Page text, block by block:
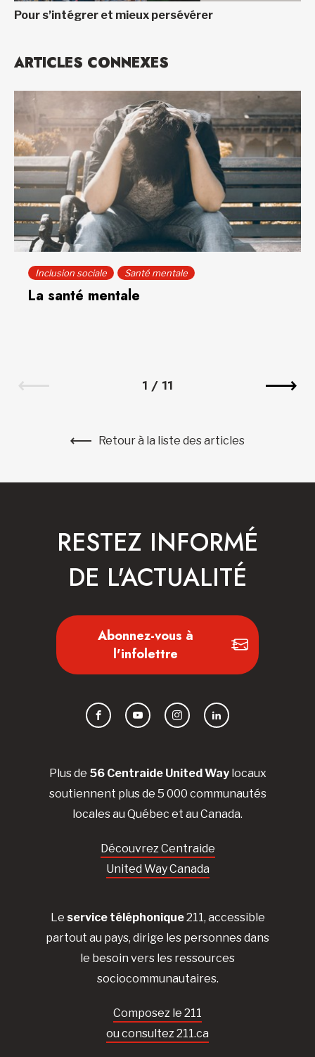
Pour s’intégrer et mieux persévérer
ARTICLES CONNEXES
Inclusion sociale Santé mentale
La santé mentale
1 / 11
Retour à la liste des articles
Plus de 56 Centraide United Waylocaux
soutiennent plus de 5 000 communautés
locales au Québec et au Canada.
Découvrez Centraide
United Way Canada
Le service téléphonique211, accessible
partout au pays, dirige les personnes dans
le besoin vers les ressources
sociocommunautaires.
Composez le 211
ou consultez 211.ca
RESTEZ INFORMÉ
DE L'ACTUALITÉ
Abonnez-vous à
l'infolettre
FacebookYouTubeInstagramLinkedIn